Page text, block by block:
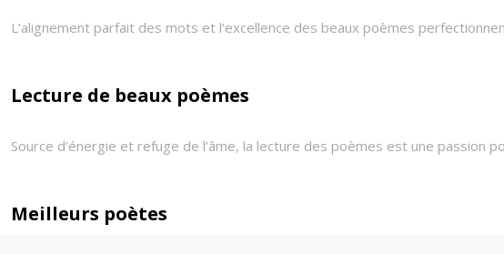
L’alignement parfait des mots et l’excellence des beaux poèmes
Lecture de beaux poèmes
Source d’énergie et refuge de l’âme, la lecture des poèmes est une passion
Meilleurs poètes